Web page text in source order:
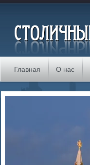
Главная О нас